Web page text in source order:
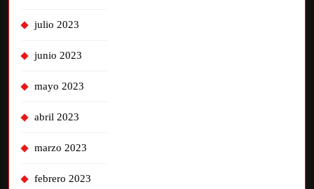
julio 2023
junio 2023
mayo 2023
abril 2023
marzo 2023
febrero 2023